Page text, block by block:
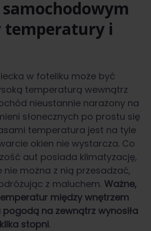
temperatury i
w foteliku może być
temperaturą wewnątrz
nieustannie narażony na
słonecznych po prostu się
temperatura jest na tyle
okien nie wystarcza. Co
aut posiada klimatyzację,
nie można z nią przesadzać,
z maluchem. Ważne,
między wnętrzem
na zewnątrz wynosiła
stopni.